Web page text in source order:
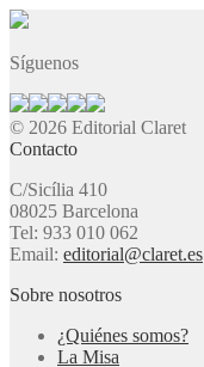
Síguenos
© 2026 Editorial Claret
Contacto
C/Sicília 410
08025 Barcelona
Tel: 933 010 062
Email: editorial@claret.es
Sobre nosotros
¿Quiénes somos?
La Misa